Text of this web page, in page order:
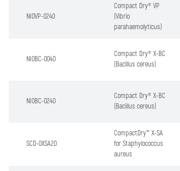
NI0VP-0240
Compact Dry® VP
(Vibrio
parahaemolyticus)
NI0BC-0040
Compact Dry® X-BC
(Bacillus cereus)
NI0BC-0240
Compact Dry® X-BC
(Bacillus cereus)
SCD-0XSA20
CompactDry™ X-SA
for Staphylococcus
aureus